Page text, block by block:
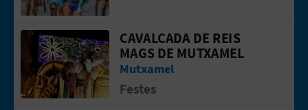
Anar a la web deCAVALCADA DE REIS
CAVALCADA DE REIS
MAGS DE MUTXAMEL
Mutxamel
Festes